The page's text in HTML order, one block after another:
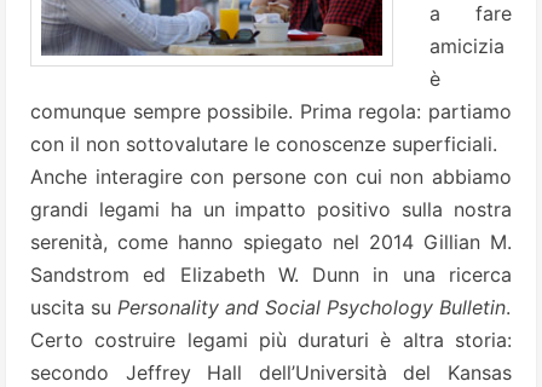
a fare
amicizia
è
comunque sempre possibile. Prima regola: partiamo
con il non sottovalutare le conoscenze superficiali.
Anche interagire con persone con cui non abbiamo
grandi legami ha un impatto positivo sulla nostra
serenità, come hanno spiegato nel 2014 Gillian M.
Sandstrom ed Elizabeth W. Dunn in una ricerca
uscita su Personality and Social Psychology Bulletin.
Certo costruire legami più duraturi è altra storia:
secondo Jeffrey Hall dell’Università del Kansas